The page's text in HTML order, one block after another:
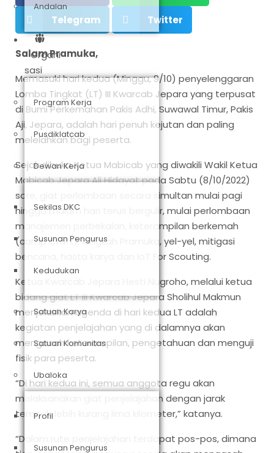
Andalan
Organi
sasi
Program Kerja
Pusdiklatcab
Dewan Kerja
Sekilas DKC
Susunan Pengurus
Kedudukan
Satuan Karya
Satuan Komunitas
Ubaloka
Profil
Susunan Pengurus
Telegram Twitter
Salam Pramuka,
Memasuki hari kedua (Minggu, 9/10) penyelenggaran
Lomba Tingkat (LT) III Kwarcab Jepara yang terpusat
di Bumi Perkemahan Pakis Adhi, Suwawal Timur, Pakis
Aji, Jepara, adalah hari penuh kejutan dan paling
melelahkan bagi peserta.
Sejak dibuka Ketua Mabicab yang diwakili Wakil Ketua
Mabicab Jepara Ali Hidayat pada Sabtu (8/10/2022)
sore, giat perlombaan secara simultan mulai pagi
hingga malam hari terus bergulir, mulai perlombaan
manajemen perbekalan, keterampilan berkemah
(camp Craft), langkah Pramuka, yel-yel, mitigasi
bencana, hasta karya dan IoT For Scouting.
Ketua Kwarcab Jepara Hesti Nugroho, melalui ketua
bidang giat LT III Kwarcab Jepara Sholihul Makmun
menjelaskan agenda di hari kedua LT adalah
kegiatan penjelajahan yang di dalamnya akan
mengasah keterampilan, pengetahuan dan menguji
fisik para peserta.
“Di hari kedua ini, semua anggota regu akan
melaksanakan giat penjelajahan dengan jarak
tempuh lebih kurang lima kilometer,” katanya.
“Dalam rute penjelajahan terdapat pos-pos, dimana